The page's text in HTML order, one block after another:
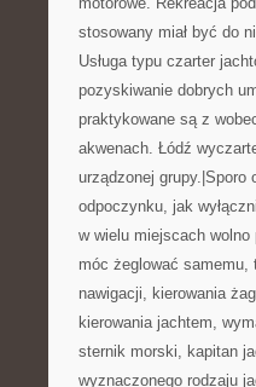
stosowany miał być do
Usługa typu czarter
pozyskiwanie dobrych
praktykowane są z
akwenach. Łódź
urządzonej grupy.|Sporo
odpoczynku, jak
w wielu miejscach
móc żeglować samemu,
nawigacji, kierowania
kierowania jachtem,
sternik morski, kapitan
wyznaczonego rodzaju